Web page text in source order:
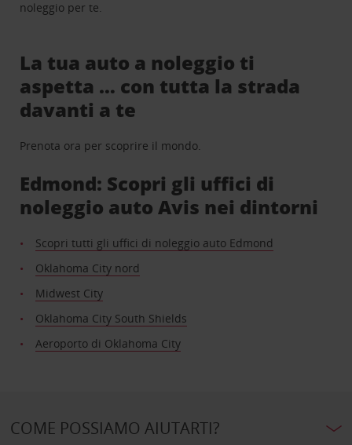
noleggio per te.
La tua auto a noleggio ti
aspetta … con tutta la strada
davanti a te
Prenota ora per scoprire il mondo.
Edmond: Scopri gli uffici di
noleggio auto Avis nei dintorni
Scopri tutti gli uffici di noleggio auto Edmond
Oklahoma City nord
Midwest City
Oklahoma City South Shields
Aeroporto di Oklahoma City
COME POSSIAMO AIUTARTI?